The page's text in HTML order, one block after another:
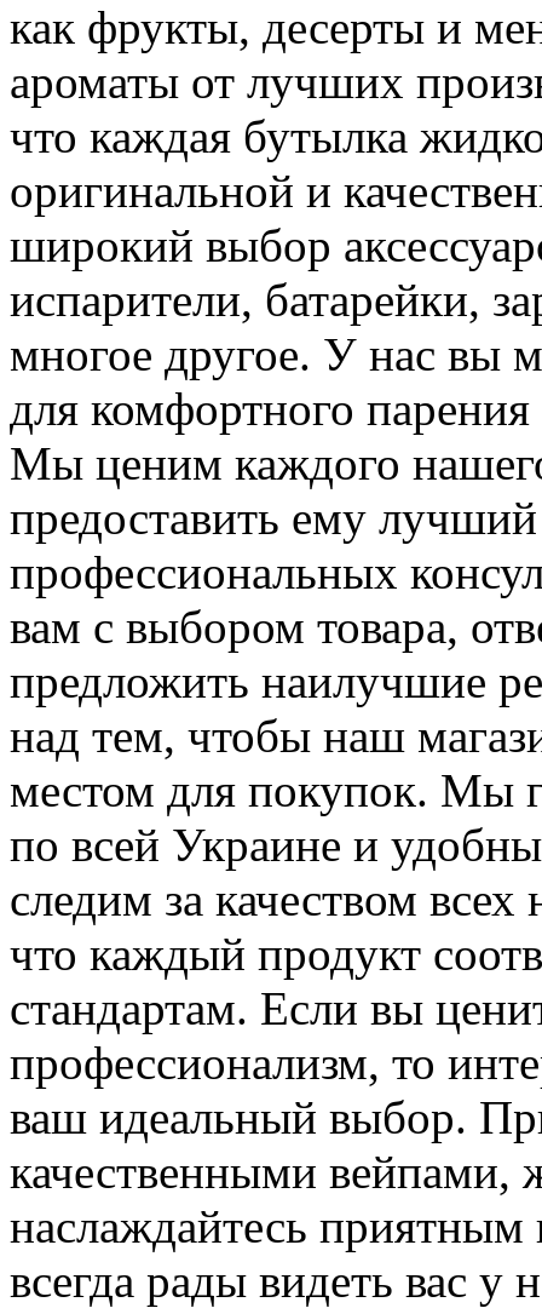
как фрукты, десерты и
ароматы от лучших
что каждая бутылка
оригинальной и
широкий выбор
испарители, батарейки,
многое другое. У нас вы
для комфортного
Мы ценим каждого
предоставить ему
профессиональных
вам с выбором товара,
предложить наилучшие
над тем, чтобы наш
местом для покупок. Мы
по всей Украине и
следим за качеством
что каждый продукт
стандартам. Если вы
профессионализм, то
ваш идеальный выбор.
качественными вейпами,
наслаждайтесь
всегда рады видеть вас у